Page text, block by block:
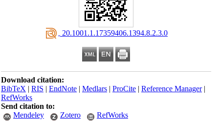
‎ 20.1001.1.17359406.1394.8.2.3.0
Download citation:
BibTeX|RIS|EndNote|Medlars|ProCite|Reference Manager
RefWorks
Send citation to:
Mendeley
Zotero RefWorks